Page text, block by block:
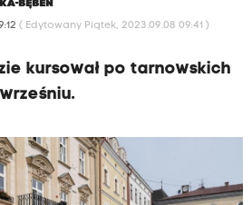
BĘBEN
( Edytowany Piątek, 2023.09.08 09:41 )
kursował po tarnowskich